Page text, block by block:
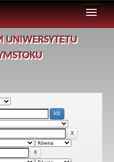
UNIWERSYTETU